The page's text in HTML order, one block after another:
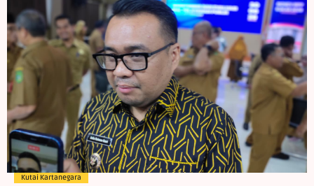
Kutai Kartanegara